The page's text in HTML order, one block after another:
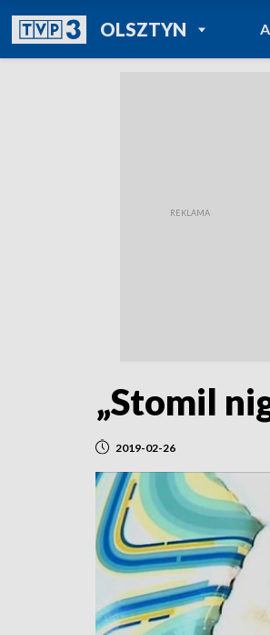
OLSZTYNPOWRÓT DO
TVP REGIONY
„Stomil
2019-02-26